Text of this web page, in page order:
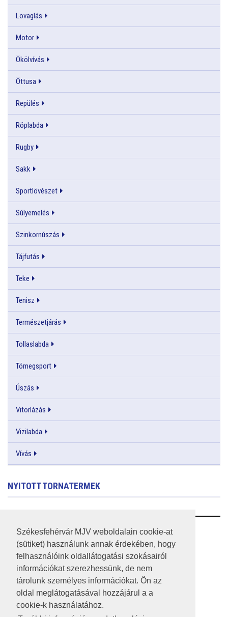
Székesfehérvár MJV weboldalain cookie-at
(sütiket) használunk annak érdekében, hogy
felhasználóink oldallátogatási szokásairól
információkat szerezhessünk, de nem
tárolunk személyes információkat. Ön az
oldal meglátogatásával hozzájárul a a
cookie-k használatához.
Lovaglás
Motor
Ökölvívás
Öttusa
Repülés
Röplabda
Rugby
Sakk
Sportlövészet
Súlyemelés
Szinkornúszás
Tájfutás
Teke
Tenisz
Természetjárás
Tollaslabda
Tömegsport
Úszás
Vitorlázás
Vizilabda
Vívás
NYITOTT TORNATERMEK
RSS
A HONLAP 2017.03.31-I ÁLLAPOTA
JOGI NYILATKOZAT
IMPRESSZUM